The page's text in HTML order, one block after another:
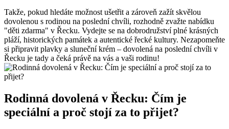
Takže, pokud hledáte možnost ušetřit a zároveň zažít skvělou
dovolenou s rodinou na poslední chvíli, rozhodně zvažte nabídku
"děti zdarma" v Řecku. Vydejte se na dobrodružství plné krásných
pláží, historických památek a autentické řecké kultury. Nezapomeňte
si připravit plavky a sluneční krém – dovolená na poslední chvíli v
Řecku je tady a čeká právě na vás a vaši rodinu!
Rodinná dovolená v Řecku: Čím je
speciální a proč stojí za to přijet?